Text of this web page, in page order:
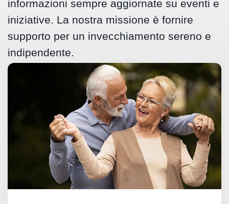
informazioni sempre aggiornate su eventi e
iniziative. La nostra missione è fornire
supporto per un invecchiamento sereno e
indipendente.